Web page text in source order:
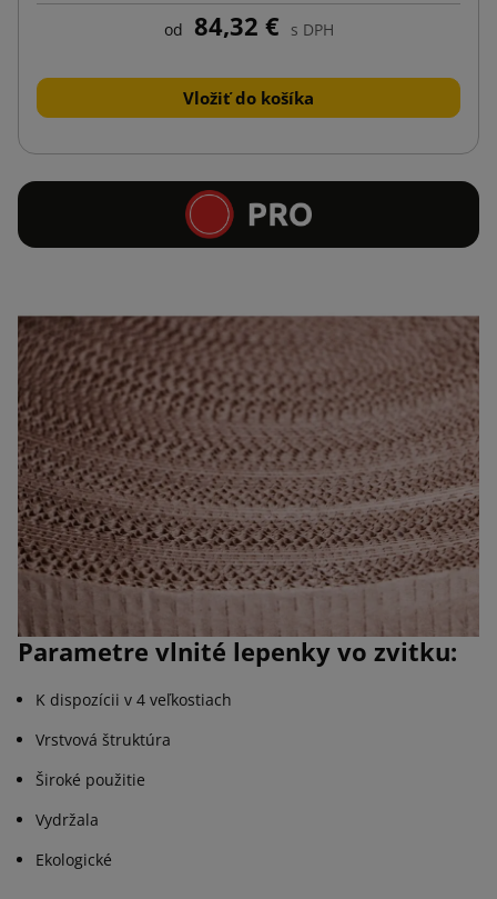
od 84,32 € s DPH
Vložiť do košíka
Parametre vlnité lepenky vo zvitku:
K dispozícii v 4 veľkostiach
Vrstvová štruktúra
Široké použitie
Vydržala
Ekologické